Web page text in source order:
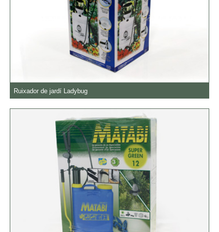
Ruixador de jardí Ladybug